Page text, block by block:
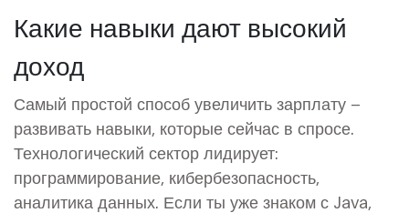
Какие навыки дают высокий
доход
Самый простой способ увеличить зарплату –
развивать навыки, которые сейчас в спросе.
Технологический сектор лидирует:
программирование, кибербезопасность,
аналитика данных. Если ты уже знаком с Java,